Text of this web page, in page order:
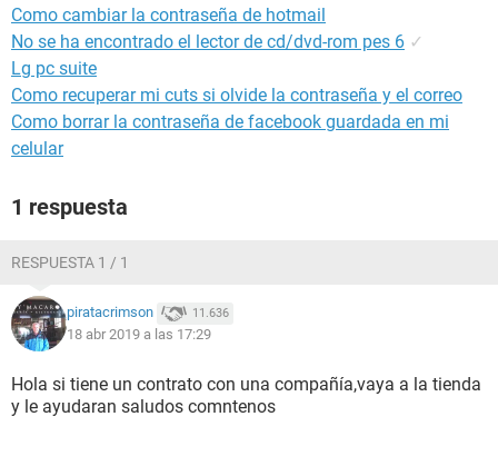
Como cambiar la contraseña de hotmail
No se ha encontrado el lector de cd/dvd-rom pes 6 ✓
Lg pc suite
Como recuperar mi cuts si olvide la contraseña y el correo
Como borrar la contraseña de facebook guardada en mi
celular
1 respuesta
RESPUESTA 1 / 1
piratacrimson 11.636
18 abr 2019 a las 17:29
Hola si tiene un contrato con una compañía,vaya a la tienda
y le ayudaran saludos comntenos